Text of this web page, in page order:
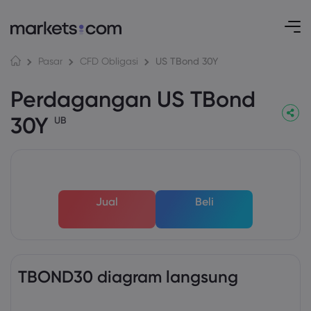
Pasar CFD Obligasi US TBond 30Y
Perdagangan US TBond
30Y UB
Jual Beli
TBOND30 diagram langsung